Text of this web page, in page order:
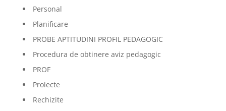
Personal
Planificare
PROBE APTITUDINI PROFIL PEDAGOGIC
Procedura de obtinere aviz pedagogic
PROF
Proiecte
Rechizite